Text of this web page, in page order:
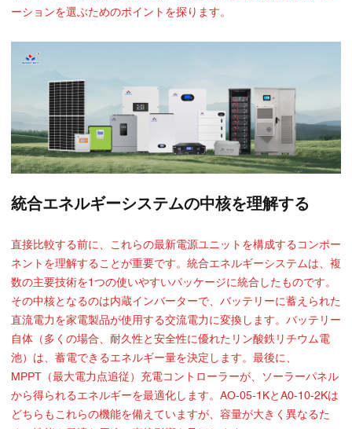
ーションを選ぶためのポイントを探ります。
統合エネルギーシステムの中核を理解する
直接比較する前に、これらの最新電源ユニットを構成するコンポー
ネントを理解することが重要です。統合エネルギーシステムは、複
数の主要技術を1つの使いやすいパッケージに統合したものです。
その中核となるのは内蔵インバーターで、バッテリーに蓄えられた
直流電力を家電製品が使用する交流電力に変換します。バッテリー
自体（多くの場合、耐久性と安全性に優れたリン酸鉄リチウム電
池）は、蓄電できるエネルギー量を決定します。最後に、
MPPT（最大電力点追従）充電コントローラーが、ソーラーパネル
から得られるエネルギーを最適化します。AO-05-1KとA0-10-2Kは
どちらもこれらの機能を備えていますが、容量が大きく異なるた